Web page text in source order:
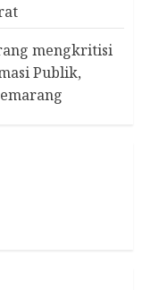
mengkritisi
Publik,